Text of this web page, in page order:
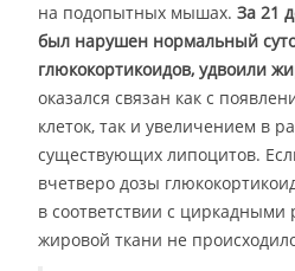
на подопытных мышах. За 21
был нарушен нормальный
глюкокортикоидов, удвоили
оказался связан как с
клеток, так и увеличением в
существующих липоцитов.
вчетверо дозы
в соответствии с
жировой ткани не